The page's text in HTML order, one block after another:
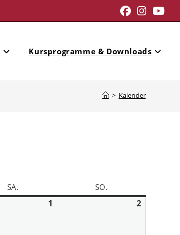
Kursprogramme & Downloads
> Kalender
SA. SO.
1 2